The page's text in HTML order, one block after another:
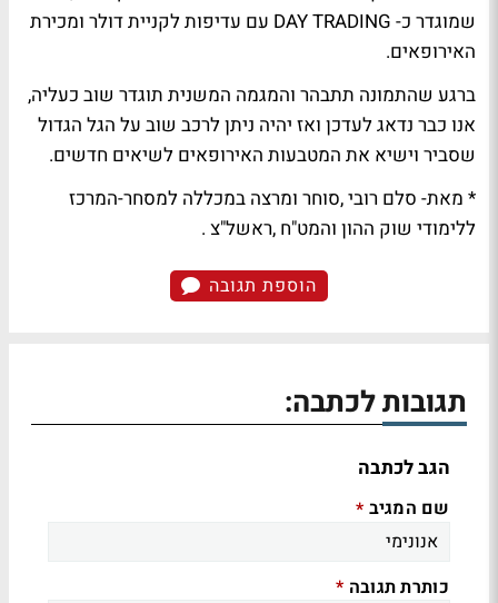
שמוגדר כ- DAY TRADING עם עדיפות לקניית דולר ומכירת
האירופאים.
ברגע שהתמונה תתבהר והמגמה המשנית תוגדר שוב כעליה,
אנו כבר נדאג לעדכן ואז יהיה ניתן לרכב שוב על הגל הגדול
שסביר וישיא את המטבעות האירופאים לשיאים חדשים.
* מאת- סלם רובי ,סוחר ומרצה במכללה למסחר-המרכז
ללימודי שוק ההון והמט"ח ,ראשל"צ .
הוספת תגובה
תגובות לכתבה:
הגב לכתבה
שם המגיב *
כותרת תגובה *